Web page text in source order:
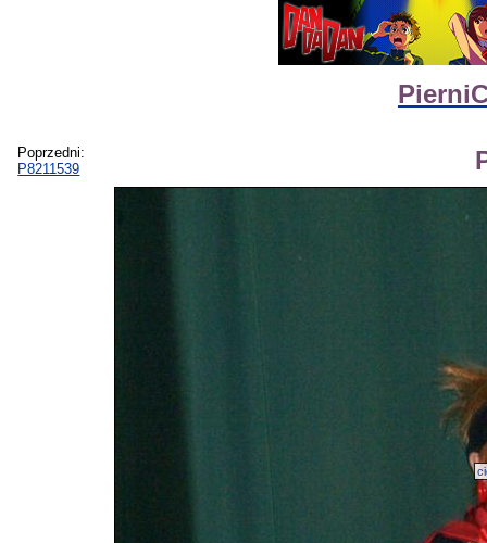
Poprzedni:
P8211539